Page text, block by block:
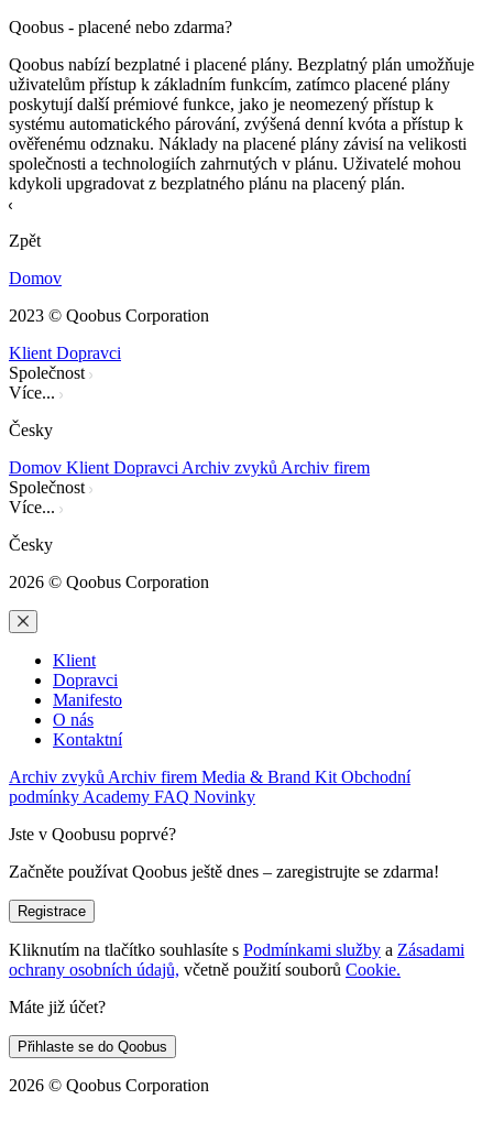
Qoobus - placené nebo zdarma?
Qoobus nabízí bezplatné i placené plány. Bezplatný plán umožňuje
uživatelům přístup k základním funkcím, zatímco placené plány
poskytují další prémiové funkce, jako je neomezený přístup k
systému automatického párování, zvýšená denní kvóta a přístup k
ověřenému odznaku. Náklady na placené plány závisí na velikosti
společnosti a technologiích zahrnutých v plánu. Uživatelé mohou
kdykoli upgradovat z bezplatného plánu na placený plán.
Zpět
Domov
2023 © Qoobus Corporation
Klient Dopravci
Společnost
Více...
Česky
Domov Klient Dopravci Archiv zvyků Archiv firem
Společnost
Více...
Česky
2026 © Qoobus Corporation
Klient
Dopravci
Manifesto
O nás
Kontaktní
Archiv zvyků Archiv firem Media & Brand Kit Obchodní
podmínky Academy FAQ Novinky
Jste v Qoobusu poprvé?
Začněte používat Qoobus ještě dnes – zaregistrujte se zdarma!
Registrace
Kliknutím na tlačítko souhlasíte s Podmínkami služby a Zásadami
ochrany osobních údajů, včetně použití souborů Cookie.
Máte již účet?
Přihlaste se do Qoobus
2026 © Qoobus Corporation